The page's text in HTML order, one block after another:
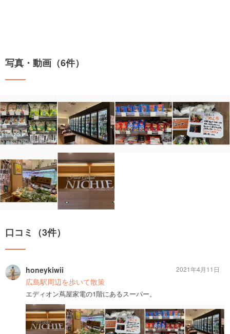
写真・動画（6件）
口コミ（3件）
honeykiwii
広島駅周辺を歩いて散策
エディオン蔦屋家電の1階にあるスーパー。
2021年4月11日